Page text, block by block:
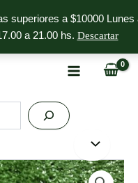
superiores a $10000 Lunes
a 21.00 hs. Descartar